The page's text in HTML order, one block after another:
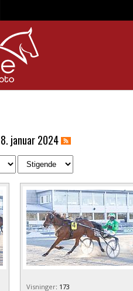
januar 2024
Visninger: 173